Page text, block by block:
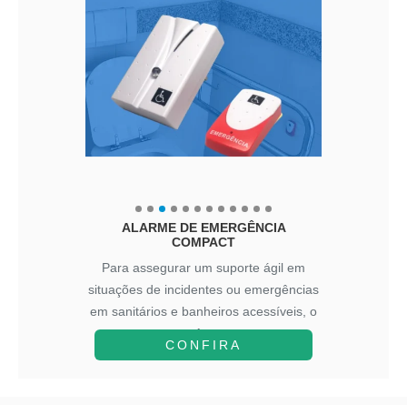
ALARME DE EMERGÊNCIA
COMPACT
Para assegurar um suporte ágil em
situações de incidentes ou emergências
em sanitários e banheiros acessíveis, o
A...
CONFIRA